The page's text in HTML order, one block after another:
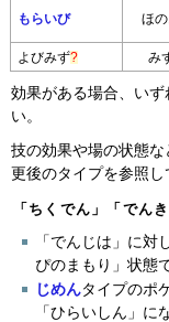
もらいび ほ
よびみず? み
効果がある場合、いず
い。
技の効果や場の状態
更後のタイプを参照し
「ちくでん」「でん
「でんじは」に対
ぴのまもり」状態
じめんタイプのポ
「ひらいしん」に